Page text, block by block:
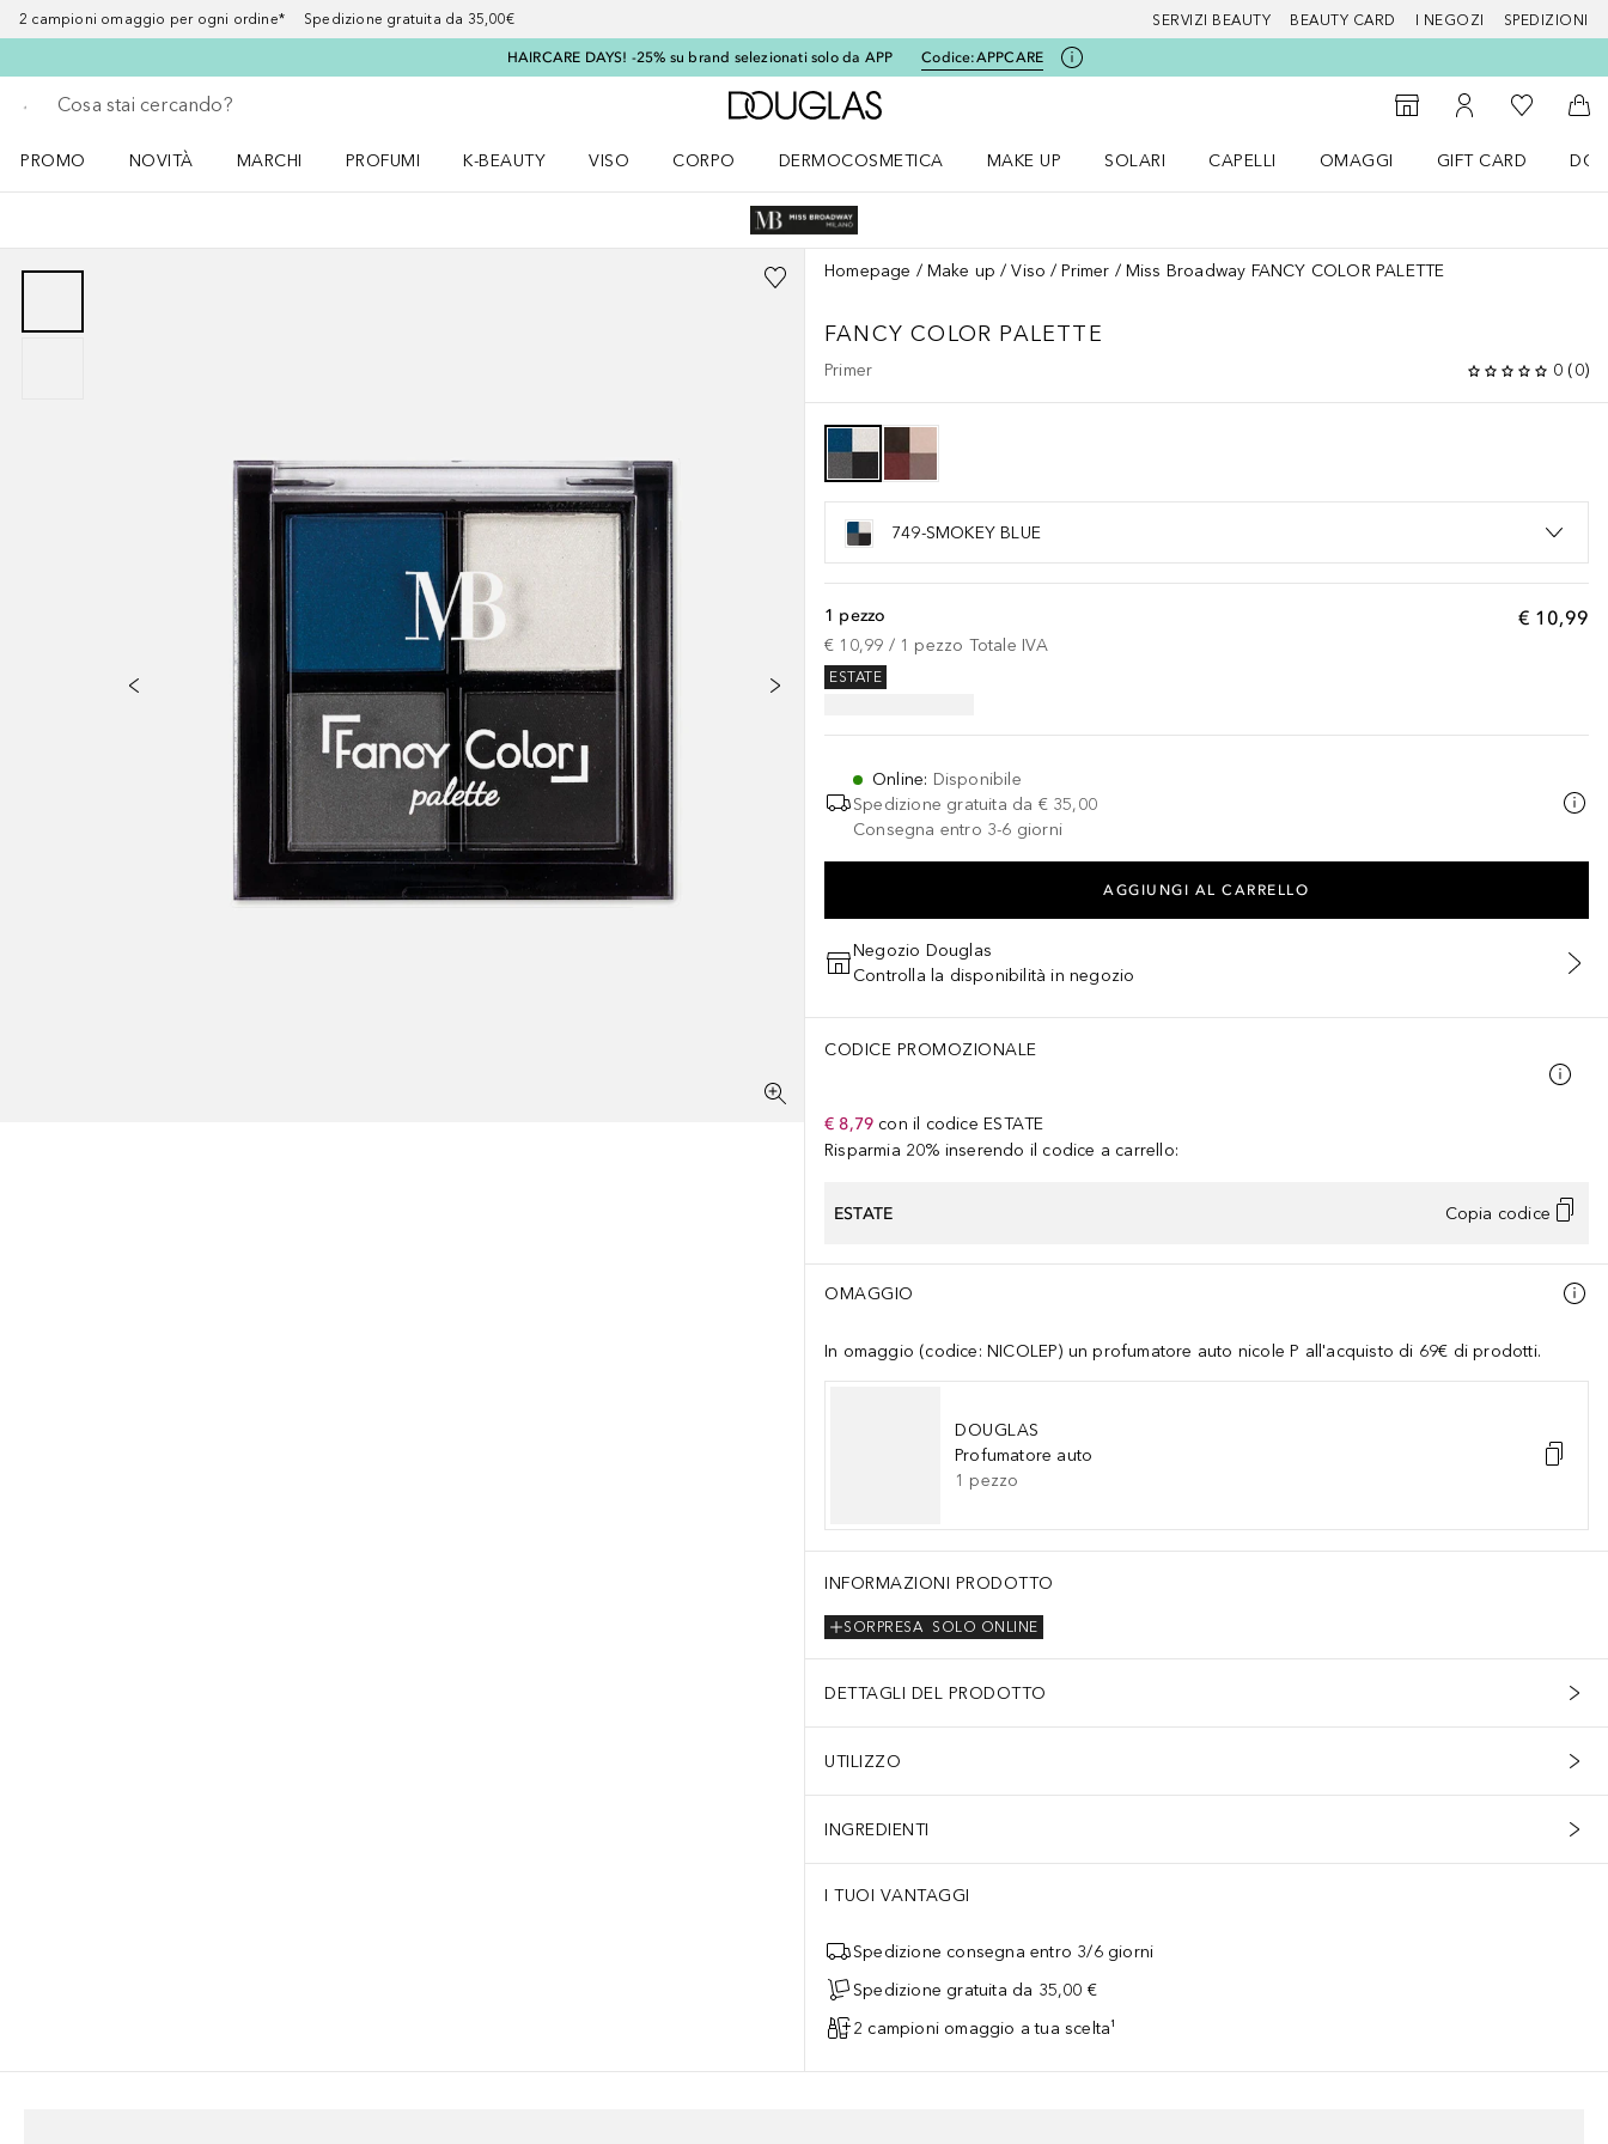
2 campioni omaggio per ogni ordine* Spedizione gratuita da 35,00€ SERVIZI BEAUTY BEAUTY CARD I NEGOZI SPEDIZIONI
HAIRCARE DAYS! -25% su brand selezionati solo da APP Codice:APPCARE
Torna indietro
Esegui ricerca
A Douglas Home
StorefinderAl Mio Account
Alla Mia
Al
PROMO
NOVITÀ
MARCHI
PROFUMI
K-BEAUTY
VISO
CORPO
DERMOCOSMETICA
MAKE UP
SOLARI
CAPELLI
OMAGGI
GIFT CARD
Homepage Make up Viso Primer Miss Broadway FANCY COLOR PALETTE
FANCY COLOR PALETTE
Primer 0 (0)
749-SMOKEY BLUE
€ 10,99
1 pezzo
€ 10,99 / 1 pezzo Totale IVA
ESTATE
Online: Disponibile
Spedizione gratuita da € 35,00
Consegna entro 3-6 giorni
AGGIUNGI AL CARRELLO
Negozio Douglas
Controlla la disponibilità in negozio
CODICE PROMOZIONALE
€ 8,79 con il codice ESTATE
Risparmia 20% inserendo il codice a carrello:
ESTATE Copia codice
OMAGGIO
In omaggio (codice: NICOLEP) un profumatore auto nicole P all'acquisto di 69€ di prodotti.
DOUGLAS
Profumatore auto
1 pezzo
INFORMAZIONI PRODOTTO
SOLO ONLINE
SORPRESA
DETTAGLI DEL PRODOTTO
UTILIZZO
INGREDIENTI
I TUOI VANTAGGI
Spedizione consegna entro 3/6 giorni
Spedizione gratuita da 35,00 €
2 campioni omaggio a tua scelta¹